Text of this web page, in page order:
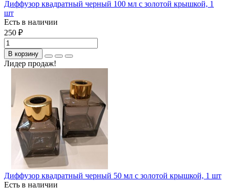
Диффузор квадратный черный 100 мл с золотой крышкой, 1
шт
Есть в наличии
250 ₽
В корзину
Лидер продаж!
Диффузор квадратный черный 50 мл с золотой крышкой, 1 шт
Есть в наличии